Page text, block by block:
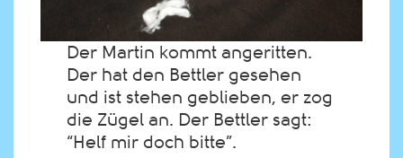
Der Martin kommt angeritten.
Der hat den Bettler gesehen
und ist stehen geblieben, er zog
die Zügel an. Der Bettler sagt:
“Helf mir doch bitte”.